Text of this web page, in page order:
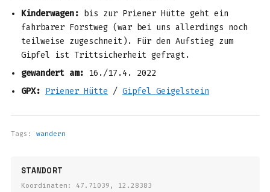
Kinderwagen: bis zur Priener Hütte geht ein
fahrbarer Forstweg (war bei uns allerdings noch
teilweise zugeschneit). Für den Aufstieg zum
Gipfel ist Trittsicherheit gefragt.
gewandert am: 16./17.4. 2022
GPX: Priener Hütte / Gipfel Geigelstein
Tags: wandern
STANDORT
Koordinaten: 47.71039, 12.28383